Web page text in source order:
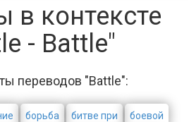
в контексте
- Battle"
переводов "Battle":
борьба битве при боевой